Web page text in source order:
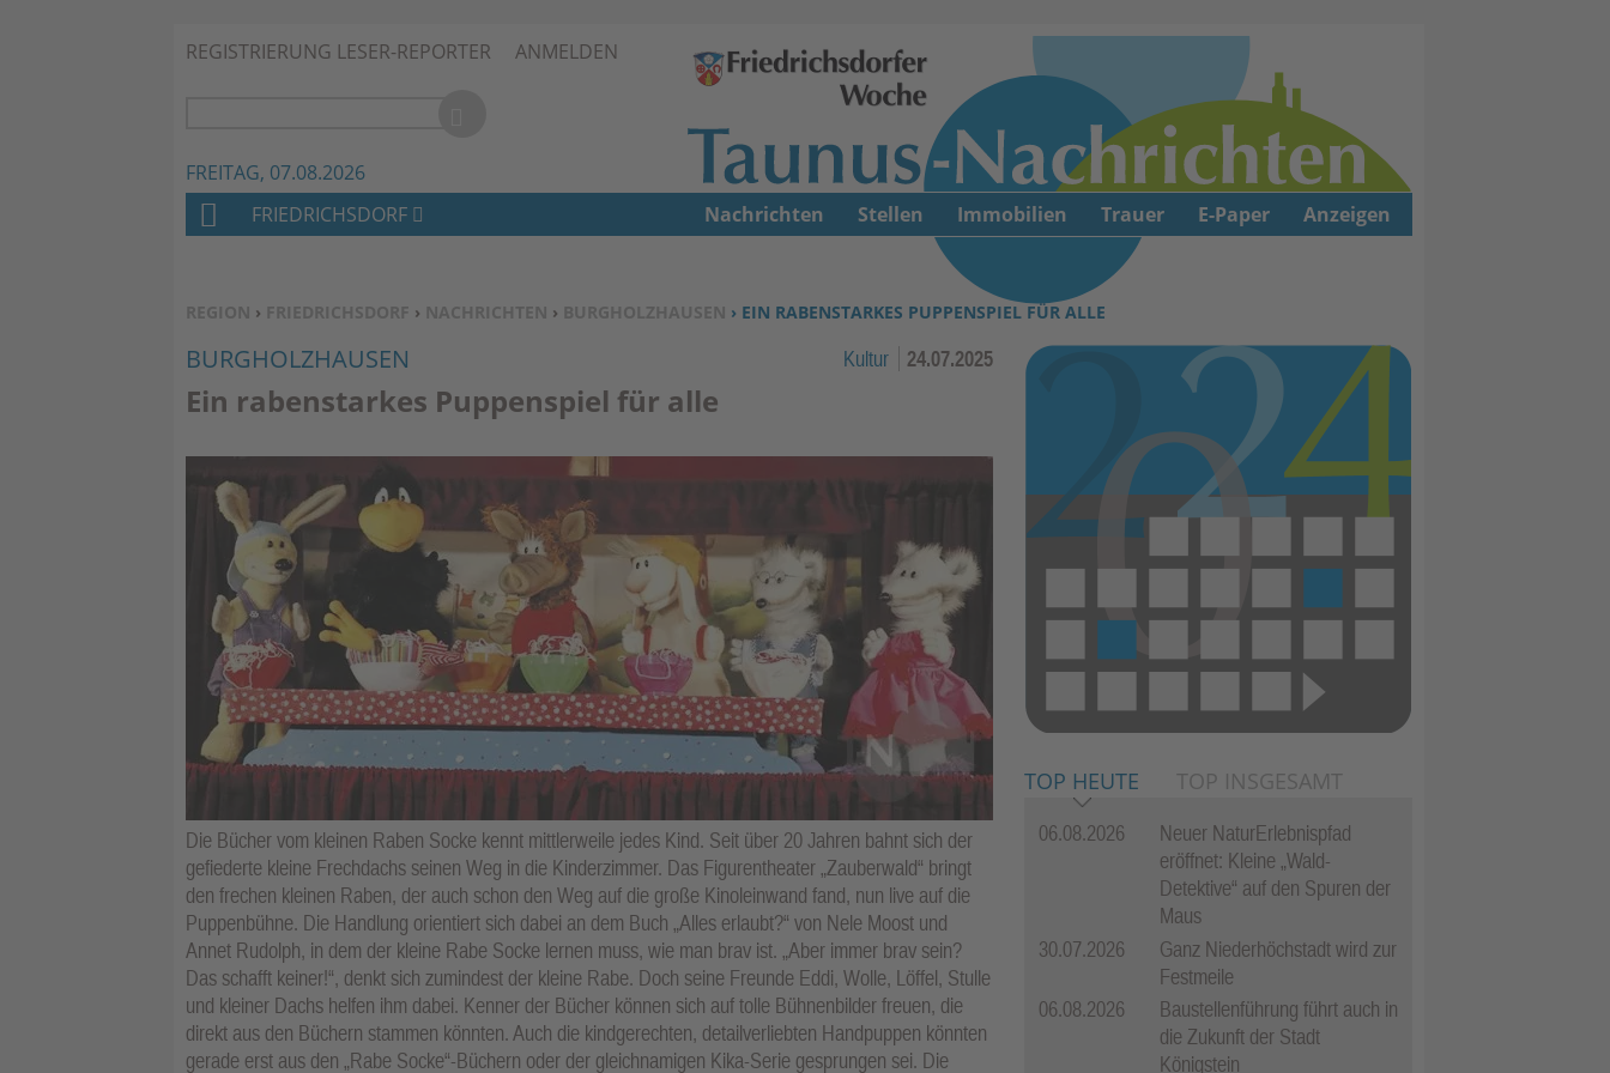
Zum Inhalt springen ↓
REGISTRIERUNG LESER-REPORTER ANMELDEN
FREITAG, 07.08.2026
SIE BEFINDEN SICH HIER:
REGION › FRIEDRICHSDORF › NACHRICHTEN › BURGHOLZHAUSEN › EIN RABENSTARKES PUPPENSPIEL FÜR ALLE
BURGHOLZHAUSEN Kultur 24.07.2025
Ein rabenstarkes Puppenspiel für alle
Die Bücher vom kleinen Raben Socke kennt mittlerweile jedes Kind. Seit über 20 Jahren bahnt sich der
gefiederte kleine Frechdachs seinen Weg in die Kinderzimmer. Das Figurentheater „Zauberwald“ bringt
den frechen kleinen Raben, der auch schon den Weg auf die große Kinoleinwand fand, nun live auf die
Puppenbühne. Die Handlung orientiert sich dabei an dem Buch „Alles erlaubt?“ von Nele Moost und
Annet Rudolph, in dem der kleine Rabe Socke lernen muss, wie man brav ist. „Aber immer brav sein?
Das schafft keiner!“, denkt sich zumindest der kleine Rabe. Doch seine Freunde Eddi, Wolle, Löffel, Stulle
und kleiner Dachs helfen ihm dabei. Kenner der Bücher können sich auf tolle Bühnenbilder freuen, die
direkt aus den Büchern stammen könnten. Auch die kindgerechten, detailverliebten Handpuppen könnten
gerade erst aus den „Rabe Socke“-Büchern oder der gleichnamigen Kika-Serie gesprungen sei. Die
TOP HEUTE TOP INSGESAMT
06.08.2026
Neuer NaturErlebnispfad
eröffnet: Kleine „Wald-
Detektive“ auf den Spuren der
Maus
30.07.2026
Ganz Niederhöchstadt wird zur
Festmeile
06.08.2026
Baustellenführung führt auch in
die Zukunft der Stadt
Königstein
H
M
E
FRIEDRICHSDORF Nachrichten Stellen Immobilien Trauer E-Paper Anzeigen